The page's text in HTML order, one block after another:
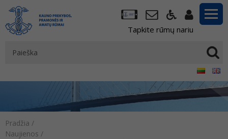
Tapkite rūmų nariu
Pradžia /
Naujienos /